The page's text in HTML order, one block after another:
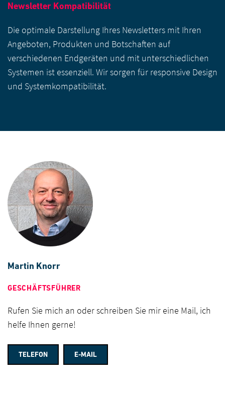
Newsletter Kompatibilität
Die optimale Darstellung Ihres Newsletters mit Ihren
Angeboten, Produkten und Botschaften auf
verschiedenen Endgeräten und mit unterschiedlichen
Systemen ist essenziell. Wir sorgen für responsive Design
und Systemkompatibilität.
Martin Knorr
GESCHÄFTSFÜHRER
Rufen Sie mich an oder schreiben Sie mir eine Mail, ich
helfe Ihnen gerne!
TELEFON E-MAIL